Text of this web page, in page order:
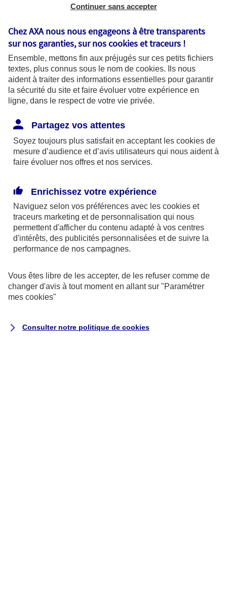
Envoi d'un document confidentiel,
téléchargement d’une attestation,
échanges avec AXA… vous avez la
main.
Découvrir vos services en
ligne
En cas d'urgence
Dépannage et remorquage de votre
Continuer sans accepter
Chez AXA nous nous engageons à être transparents
sur nos garanties, sur noscookies et traceurs !
Ensemble, mettons fin aux préjugés sur ces petits fichiers
textes, plus connus sous le nom de cookies. Ils nous
aident à traiter des informations essentielles pour garantir
la sécurité du site et faire évoluer votre expérience en
ligne, dans le respect de votre vie privée.
Partagez vos attentes
Soyez toujours plus satisfait en acceptant les cookies de
mesure d’audience et d’avis utilisateurs qui nous aident à
faire évoluer nos offres et nos services.
Enrichissez votre expérience
Naviguez selon vos préférences avec les cookies et
traceurs marketing et de personnalisation qui nous
permettent d'afficher du contenu adapté à vos centres
d'intérêts, des publicités personnalisées et de suivre la
performance de nos campagnes.
Vous êtes libre de les accepter, de les refuser comme de
changer d'avis à tout moment en allant sur "Paramétrer
mes cookies"
Consulter notre politique de cookies